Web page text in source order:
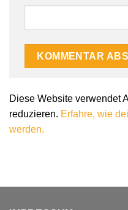
Diese Website verwendet
reduzieren. Erfahre, wie
werden.